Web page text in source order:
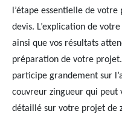
l’étape essentielle de
devis. L’explication de
ainsi que vos résultats
préparation de votre
participe grandement sur
couvreur zingueur qui peut
détaillé sur votre projet de